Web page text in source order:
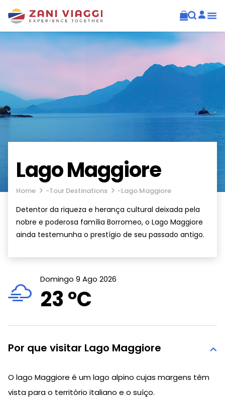
Lago Maggiore
Home -Tour Destinations -Lago Maggiore
Detentor da riqueza e herança cultural deixada pela
nobre e poderosa família Borromeo, o Lago Maggiore
ainda testemunha o prestígio de seu passado antigo.
Domingo 9 Ago 2026
23 °C
Por que visitar Lago Maggiore
O lago Maggiore é um lago alpino cujas margens têm
vista para o território italiano e o suíço.